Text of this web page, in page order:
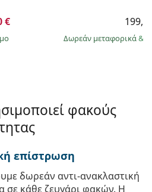
€
Δωρεάν μεταφορικά&
φακούς
επίστρωση
δωρεάν αντι-ανακλαστική
σε κάθε ζευγάρι φακών. Η